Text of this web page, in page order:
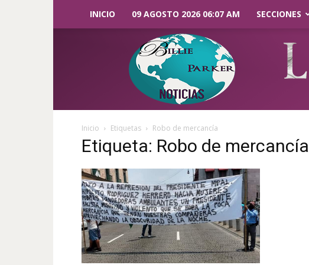
INICIO 09 AGOSTO 2026 06:07 AM SECCIONES
Parker
Noticias
Inicio Etiquetas Robo de mercancía
Etiqueta: Robo de mercancía